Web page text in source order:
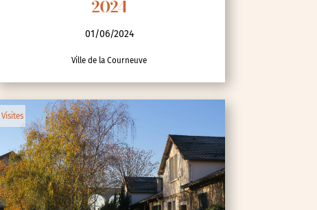
2024
01/06/2024
Ville de la Courneuve
Visites